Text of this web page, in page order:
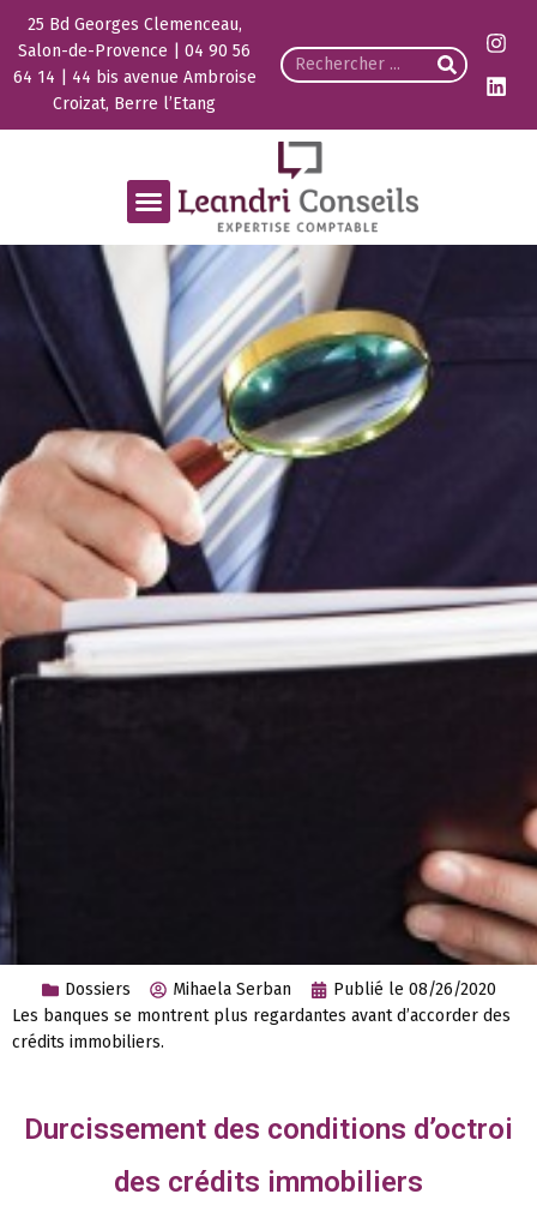
25 Bd Georges Clemenceau,
Salon-de-Provence | 04 90 56
64 14 | 44 bis avenue Ambroise
Croizat, Berre l’Etang
Dossiers Mihaela Serban Publié le 08/26/2020
Les banques se montrent plus regardantes avant d’accorder des
crédits immobiliers.
Durcissement des conditions d’octroi
des crédits immobiliers